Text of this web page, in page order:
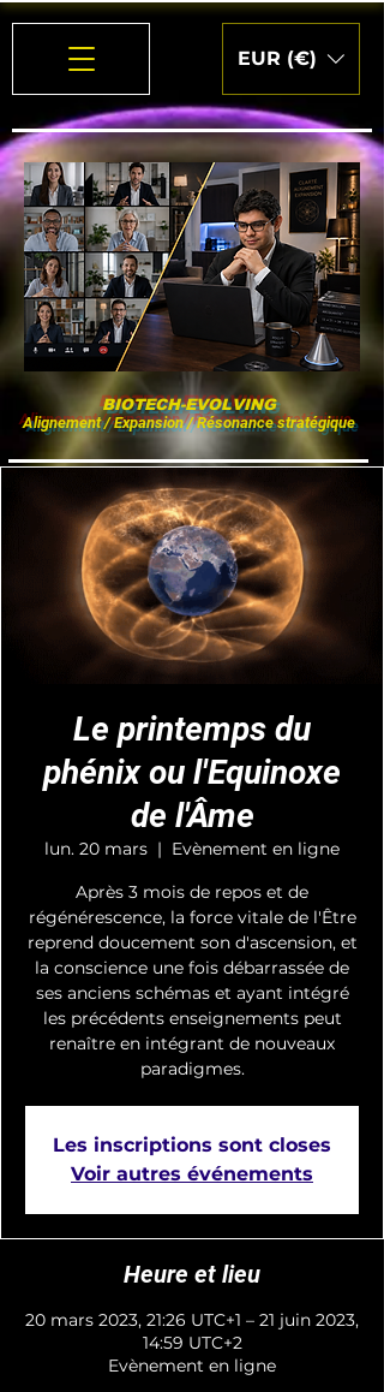
EUR (€)
BIOTECH-EVOLVING
Alignement / Expansion / Résonance stratégique
Le printemps du
phénix ou l'Equinoxe
de l'Âme
lun. 20 mars
  |
Evènement en ligne
Après 3 mois de repos et de
régénérescence, la force vitale de l'Être
reprend doucement son d'ascension, et
la conscience une fois débarrassée de
ses anciens schémas et ayant intégré
les précédents enseignements peut
renaître en intégrant de nouveaux
paradigmes.
Les inscriptions sont closes
Voir autres événements
Heure et lieu
20 mars 2023, 21:26 UTC+1 – 21 juin 2023,
14:59 UTC+2
Evènement en ligne